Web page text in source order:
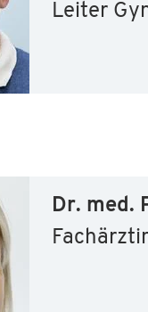
Leiter
Dr. med.